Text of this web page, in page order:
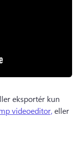
eksportér kun
videoeditor, eller